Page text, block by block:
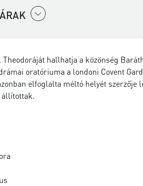
hallhatja a közönség
oratóriuma a londoni Covent
elfoglalta méltó helyét
állítottak.